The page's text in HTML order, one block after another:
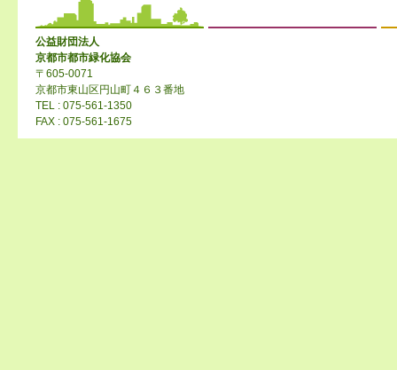
公益財団法人
京都市都市緑化協会
〒605-0071
京都市東山区円山町４６３番地
TEL : 075-561-1350
FAX : 075-561-1675